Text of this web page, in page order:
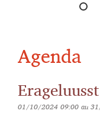
Agenda
Erageluusst
01/10/2024 09:00au